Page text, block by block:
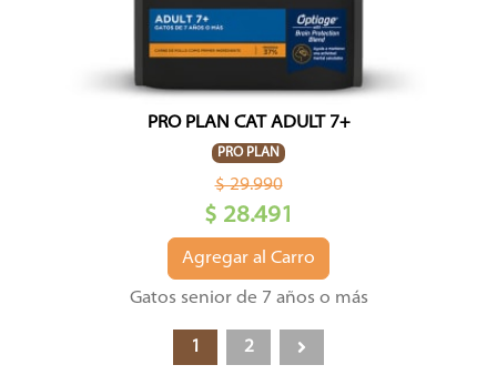
PRO PLAN CAT ADULT 7+
PRO PLAN
$ 29.990
$ 28.491
Agregar al Carro
Gatos senior de 7 años o más
1 2